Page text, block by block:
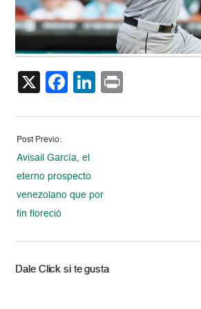
X Facebook
LinkedIn
Post Previo:
Avisail García, el
eterno prospecto
venezolano que por
fin floreció
Dale Click si te gusta